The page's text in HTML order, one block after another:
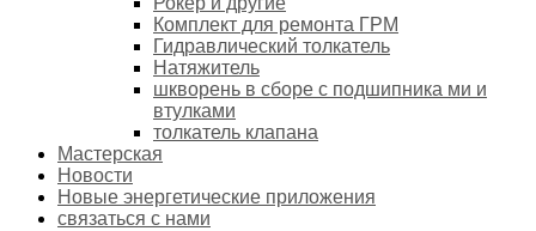
Комплект для ремонта ГРМ
Гидравлический толкатель
Натяжитель
шкворень в сборе с подшипника ми и
втулками
толкатель клапана
Мастерская
Новости
Новые энергетические приложения
связаться с нами